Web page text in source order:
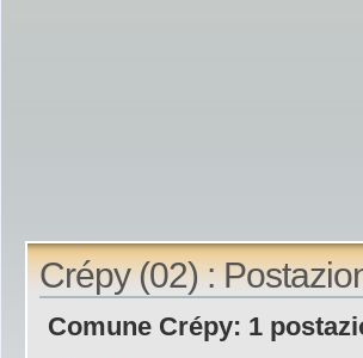
Crépy (02) :
Comune Crépy: 1